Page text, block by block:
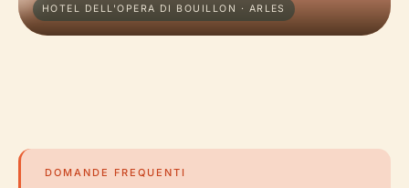
HOTEL DELL'OPERA DI BOUILLON · ARLES
DOMANDE FREQUENTI